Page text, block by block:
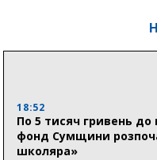
18:52
По 5 тисяч гривень до
фонд Сумщини
школяра»